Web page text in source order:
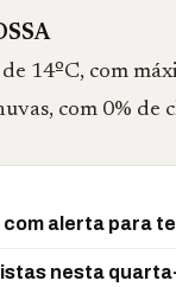
14ºC, com
com 0%
com alerta para
nesta